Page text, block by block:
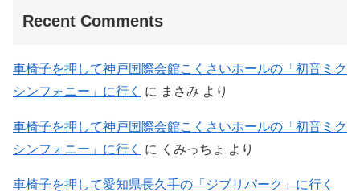
Recent Comments
車椅子を押して神戸国際会館こくさいホールの「初音ミク
シンフォニー」に行く
に まさみ より
車椅子を押して神戸国際会館こくさいホールの「初音ミク
シンフォニー」に行く
に くみっちょ より
車椅子を押して愛知県長久手の「ジブリパーク」に行く